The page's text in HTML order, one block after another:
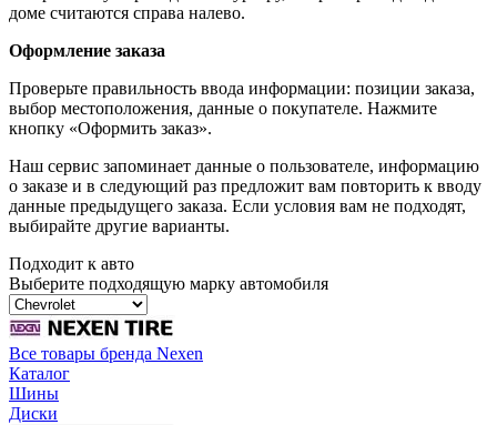
доме считаются справа налево.
Оформление заказа
Проверьте правильность ввода информации: позиции заказа,
выбор местоположения, данные о покупателе. Нажмите
кнопку «Оформить заказ».
Наш сервис запоминает данные о пользователе, информацию
о заказе и в следующий раз предложит вам повторить к вводу
данные предыдущего заказа. Если условия вам не подходят,
выбирайте другие варианты.
Подходит к авто
Выберите подходящую марку автомобиля
Все товары бренда Nexen
Каталог
Шины
Диски